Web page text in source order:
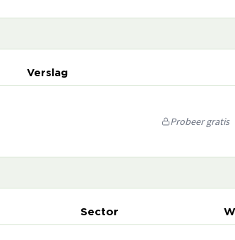
Verslag
Probeer gratis
Sector